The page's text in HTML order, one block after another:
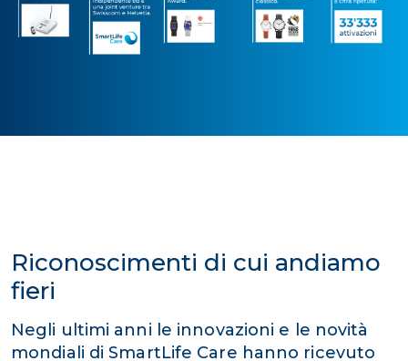
Riconoscimenti di cui andiamo
fieri
Negli ultimi anni le innovazioni e le novità
mondiali di SmartLife Care hanno ricevuto